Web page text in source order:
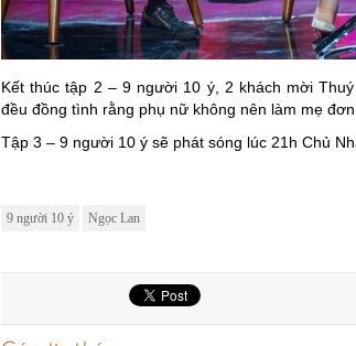
Kết thúc tập 2 – 9 người 10 ý, 2 khách mời
đều đồng tình rằng phụ nữ không nên làm mẹ đơn
Tập 3 – 9 người 10 ý sẽ phát sóng lúc 21h Chủ
9 người 10 ý Ngọc Lan